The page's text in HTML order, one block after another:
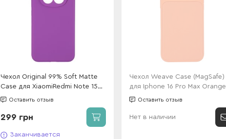
Чехол Original 99% Soft Matte
Case для XiaomiRedmi Note 15
Pro Plus/Poco M8 Pro Lilac
Оставить отзыв
299 грн
Заканчивается
Чехол Weave Case (MagSafe)
для Iphone 16 Pro Max Orange
Оставить отзыв
Нет в наличии